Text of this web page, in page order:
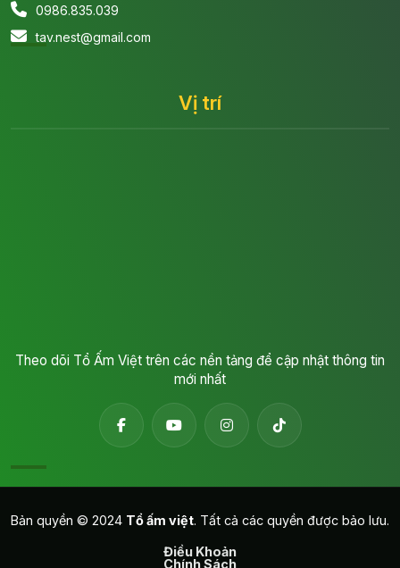
0986.835.039
tav.nest@gmail.com
Vị trí
Theo dõi Tổ Ấm Việt trên các nền tảng để cập nhật thông tin
mới nhất
Bản quyền © 2024 Tổ ấm việt. Tất cả các quyền được bảo lưu.
Điều Khoản
Chính Sách